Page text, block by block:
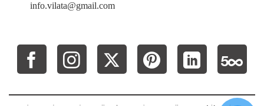
info.vilata@gmail.com